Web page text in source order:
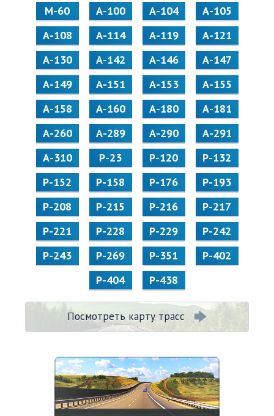
M-60
А-100 А-104
А-105
А-108
А-114 А-119
А-121
А-130
А-142 А-146
А-147
А-149
А-151 А-153
А-155
А-158
А-160 А-180
А-181
А-260
А-289 А-290
А-291
А-310
Р-23 Р-120
Р-132
Р-152
Р-158 Р-176
Р-193
Р-208
Р-215 Р-216
Р-217
Р-221
Р-228 Р-229
Р-242
Р-243
Р-269 Р-351
Р-402
Р-404
Р-438
Посмотреть карту трасс